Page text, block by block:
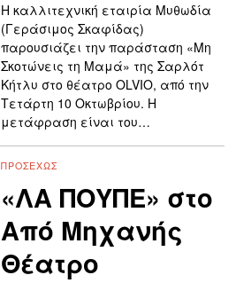
Η καλλιτεχνική εταιρία Μυθωδία
(Γεράσιμος Σκαφίδας)
παρουσιάζει την παράσταση «Μη
Σκοτώνεις τη Μαμά» της Σαρλότ
Κήτλυ στο θέατρο OLVIO, από την
Τετάρτη 10 Οκτωβρίου. Η
μετάφραση είναι του…
ΠΡΟΣΕΧΏΣ
«ΛΑ ΠΟΥΠΕ» στο
Από Μηχανής
Θέατρο